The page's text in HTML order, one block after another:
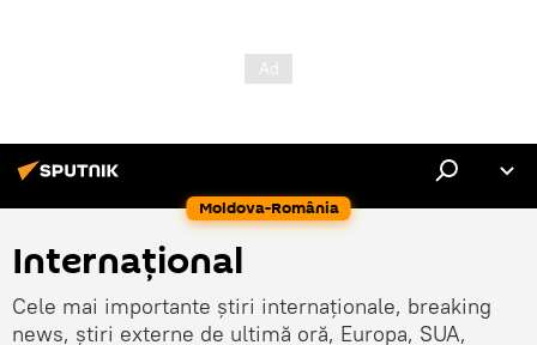
Moldova-România
Internaţional
Cele mai importante știri internaționale, breaking
news, știri externe de ultimă oră, Europa, SUA,